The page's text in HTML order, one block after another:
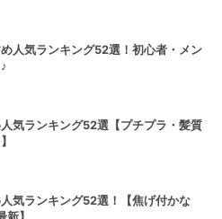
人気ランキング52選！初心者・メン
気ランキング52選【プチプラ・髪質
気ランキング52選！【焦げ付かな